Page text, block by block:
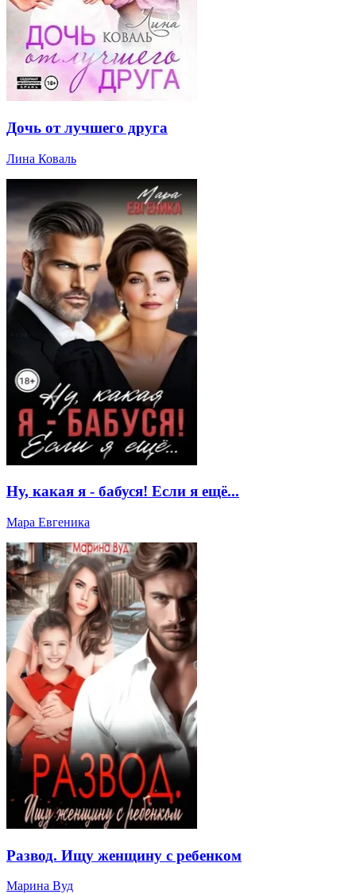
Дочь от лучшего друга
Лина Коваль
Ну, какая я - бабуся! Если я ещё...
Мара Евгеника
Развод. Ищу женщину с ребенком
Марина Вуд